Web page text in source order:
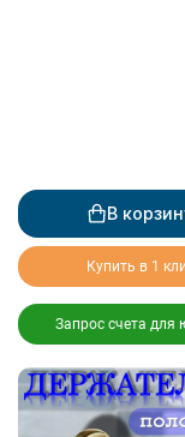
В
Купить в 1
Запрос счета для